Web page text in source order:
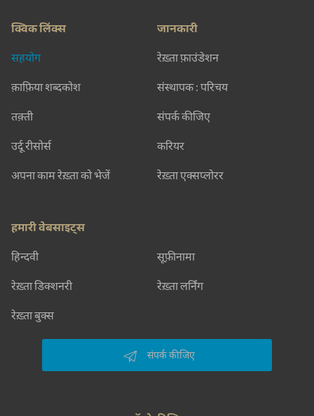
क्विक लिंक्स
सहयोग
क़ाफ़िया शब्दकोश
तक़्ती
उर्दू रीसोर्स
अपना काम रेख़्ता को भेजें
जानकारी
रेख़्ता फ़ाउंडेशन
संस्थापक : परिचय
संपर्क कीजिए
करियर
रेख़्ता एक्सप्लोरर
हमारी वेबसाइट्स
हिन्दवी सूफ़ीनामा
रेख़्ता डिक्शनरी रेख़्ता लर्निंग
रेख़्ता बुक्स
संपर्क कीजिए